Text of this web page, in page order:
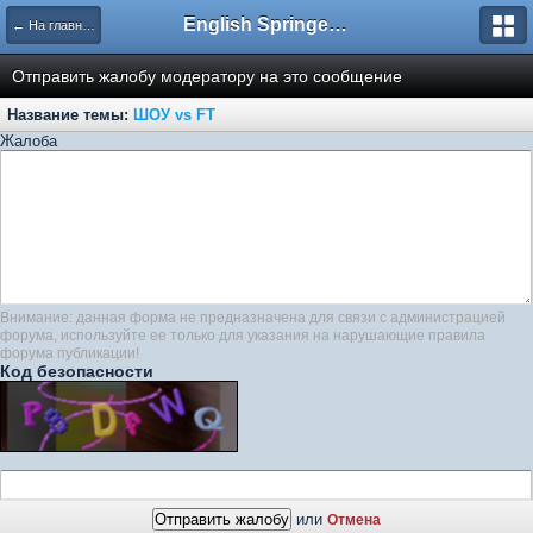
← На главную English Springer Spaniel Club
Отправить жалобу модератору на это сообщение
Название темы:
ШОУ vs FT
Жалоба
Внимание: данная форма не предназначена для связи с администрацией
форума, используйте ее только для указания на нарушающие правила
форума публикации!
Код безопасности
или Отмена